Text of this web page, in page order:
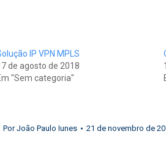
IP VPN MPLS
de agosto de 2018
"Sem categoria"
PorJoão Paulo Iunes 21 de novembro de